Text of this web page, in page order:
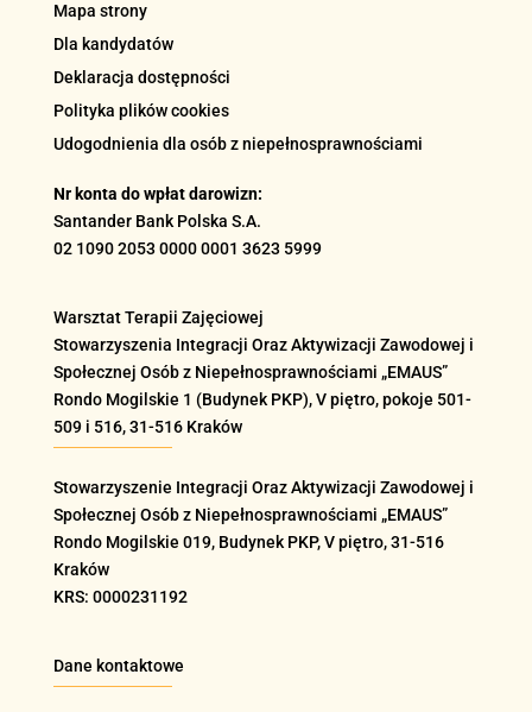
Mapa strony
Dla kandydatów
Deklaracja dostępności
Polityka plików cookies
Udogodnienia dla osób z niepełnosprawnościami
Nr konta do wpłat darowizn:
Santander Bank Polska S.A.
02 1090 2053 0000 0001 3623 5999
Warsztat Terapii Zajęciowej
Stowarzyszenia Integracji Oraz Aktywizacji Zawodowej i
Społecznej Osób z Niepełnosprawnościami „EMAUS”
Rondo Mogilskie 1 (Budynek PKP), V piętro, pokoje 501-
509 i 516, 31-516 Kraków
Stowarzyszenie Integracji Oraz Aktywizacji Zawodowej i
Społecznej Osób z Niepełnosprawnościami „EMAUS”
Rondo Mogilskie 019, Budynek PKP, V piętro, 31-516
Kraków
KRS: 0000231192
Dane kontaktowe